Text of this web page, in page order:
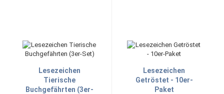
Lesezeichen
Tierische
Buchgefährten (3er-
Lesezeichen
Getröstet - 10er-
Paket